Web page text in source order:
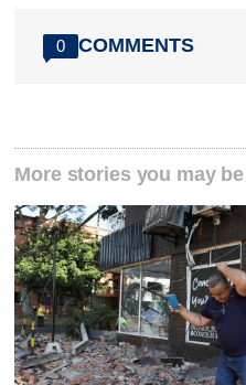
0 COMMENTS
More stories you may